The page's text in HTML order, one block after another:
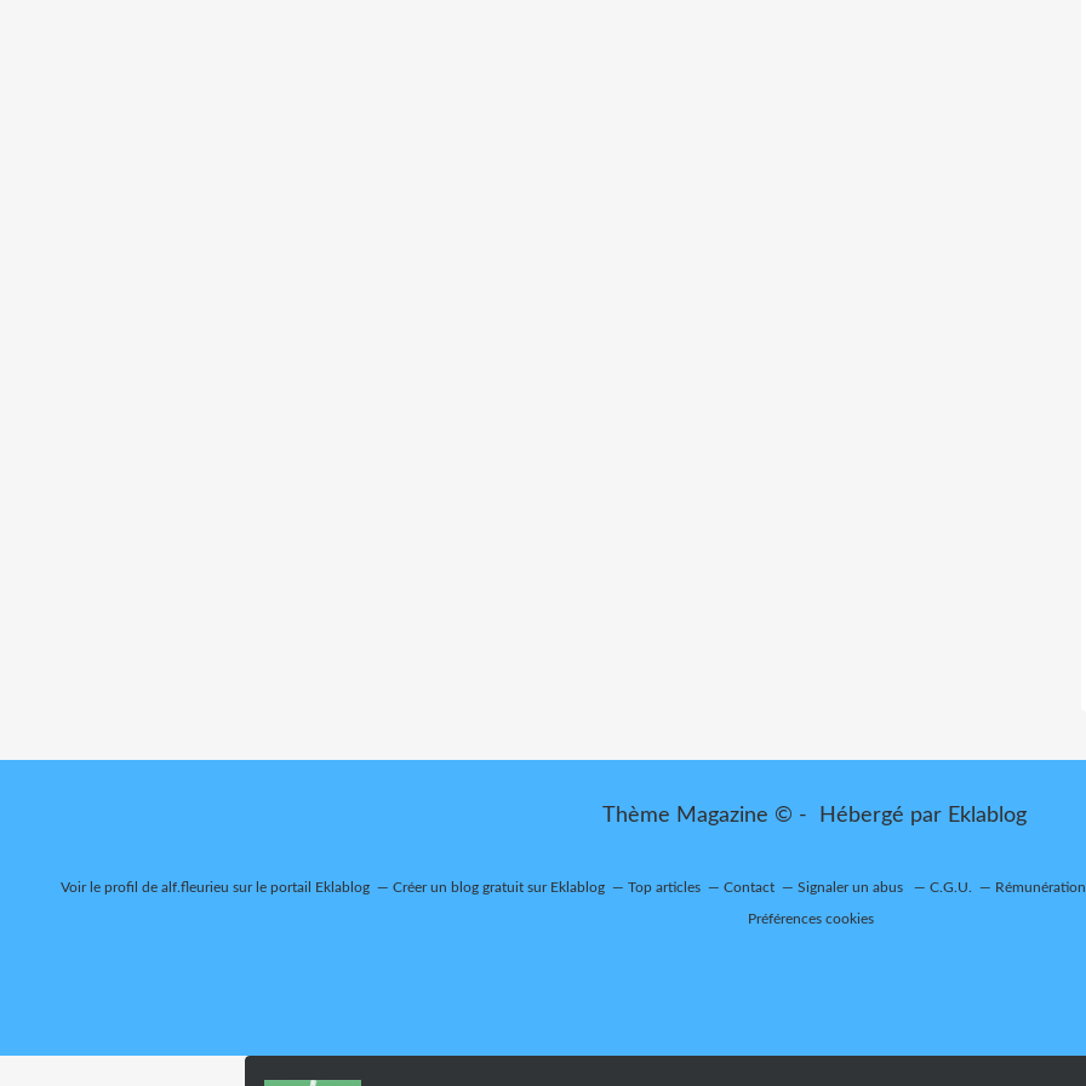
Thème Magazine © - Hébergé par Eklablog
Voir le profil de alf.fleurieu sur le portail Eklablog Créer un blog gratuit sur Eklablog Top articles Contact Signaler un abus C.G.U.
Préférences cookies